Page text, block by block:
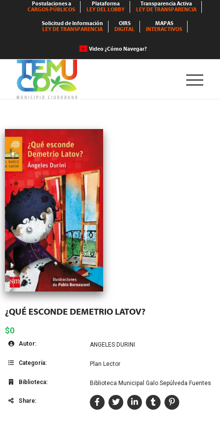
Postulaciones a
CARGOS PÚBLICOS
Plataforma
LEY DEL LOBBY
Transparencia Activa
LEY DE TRANSPARENCIA
Solicitud de Información
LEY DE TRANSPARENCIA
OIRS
DIGITAL
MAPAS
INTERACTIVOS
Video ¿Cómo Navegar?
¿QUÉ ESCONDE DEMETRIO LATOV?
$0
Autor: ANGELES DURINI
Categoría: Plan Lector
Biblioteca: Biblioteca Municipal Galo Sepúlveda Fuentes
Share: